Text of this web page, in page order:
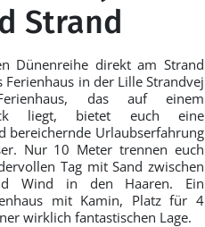
Strand
Dünenreihe direkt am Strand
Ferienhaus in der Lille Strandvej
das auf einem
liegt, bietet euch eine
bereichernde Urlaubserfahrung
Nur 10 Meter trennen euch
Tag mit Sand zwischen
Wind in den Haaren. Ein
mit Kamin, Platz für 4
wirklich fantastischen Lage.